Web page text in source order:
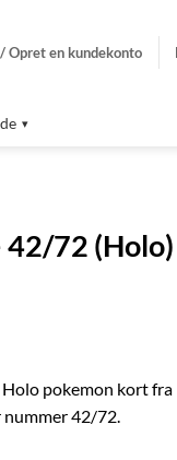
Opret en kundekonto
42/72 (Holo)
pokemon kort fra
nummer 42/72.